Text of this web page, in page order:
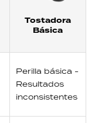
Tostadora
Básica
Perilla básica -
Resultados
inconsistentes